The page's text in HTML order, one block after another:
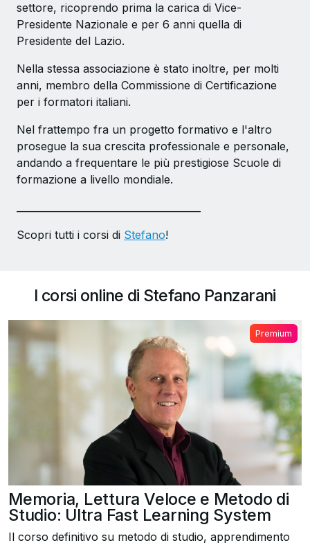
settore, ricoprendo prima la carica di Vice-
Presidente Nazionale e per 6 anni quella di
Presidente del Lazio.
Nella stessa associazione è stato inoltre, per molti
anni, membro della Commissione di Certificazione
per i formatori italiani.
Nel frattempo fra un progetto formativo e l'altro
prosegue la sua crescita professionale e personale,
andando a frequentare le più prestigiose Scuole di
formazione a livello mondiale.
Scopri tutti i corsi di Stefano!
I corsi online di Stefano Panzarani
Premium
Memoria, Lettura Veloce e Metodo di
Studio: Ultra Fast Learning System
Il corso definitivo su metodo di studio, apprendimento